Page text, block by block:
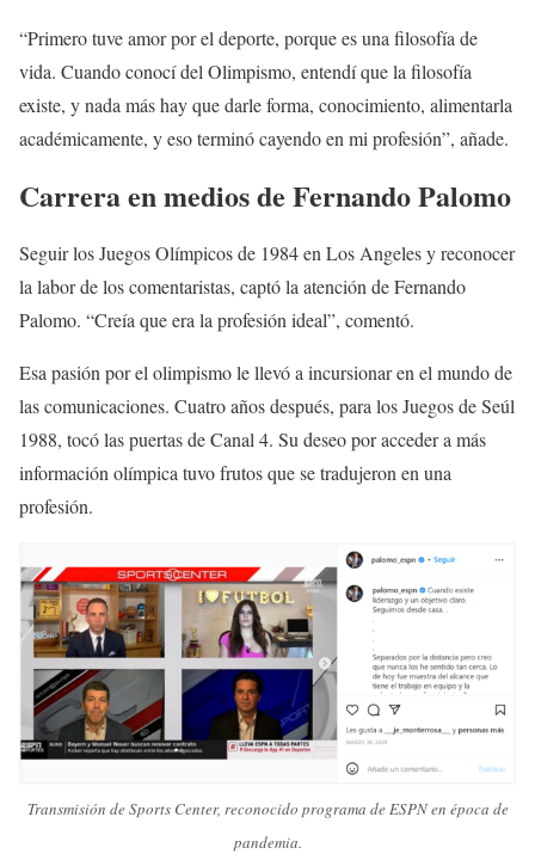
“Primero tuve amor por el deporte, porque es una filosofía de
vida. Cuando conocí del Olimpismo, entendí que la filosofía
existe, y nada más hay que darle forma, conocimiento, alimentarla
académicamente, y eso terminó cayendo en mi profesión”, añade.
Carrera en medios de Fernando Palomo
Seguir los Juegos Olímpicos de 1984 en Los Angeles y reconocer
la labor de los comentaristas, captó la atención de Fernando
Palomo. “Creía que era la profesión ideal”, comentó.
Esa pasión por el olimpismo le llevó a incursionar en el mundo de
las comunicaciones. Cuatro años después, para los Juegos de Seúl
1988, tocó las puertas de Canal 4. Su deseo por acceder a más
información olímpica tuvo frutos que se tradujeron en una
profesión.
Transmisión de Sports Center, reconocido programa de ESPN en época de
pandemia.